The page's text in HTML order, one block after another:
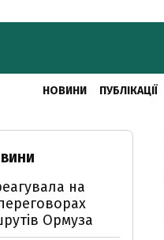
НОВИНИ ПУБЛІКАЦІЇ
на
Ормуза